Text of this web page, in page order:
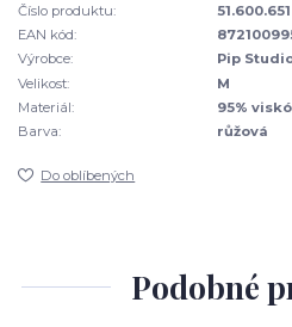
Číslo produktu:
51.600.651
EAN kód:
Výrobce:
Pip
Velikost:
M
Materiál:
95%
Barva:
růžová
Do oblíbených
Podobné